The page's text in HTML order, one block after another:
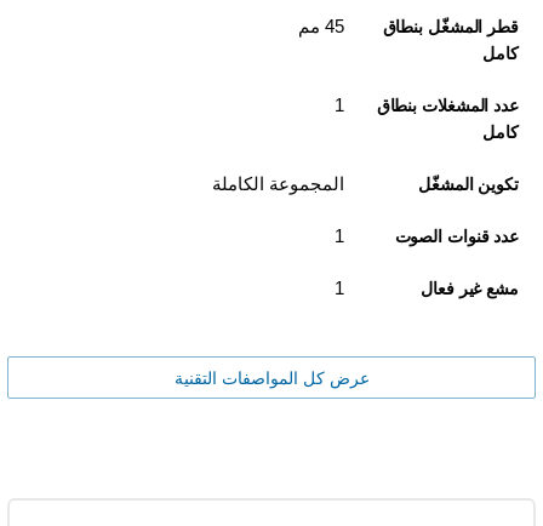
قطر المشغّل بنطاق
كامل
45 مم
عدد المشغلات بنطاق
كامل
1
تكوين المشغّل المجموعة الكاملة
عدد قنوات الصوت 1
مشع غير فعال 1
عرض كل المواصفات التقنية